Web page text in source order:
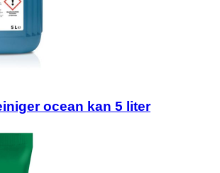
ocean kan 5 liter